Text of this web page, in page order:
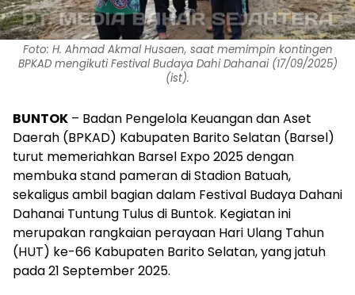
Foto: H. Ahmad Akmal Husaen, saat memimpin kontingen
BPKAD mengikuti Festival Budaya Dahi Dahanai (17/09/2025)
(ist).
BUNTOK – Badan Pengelola Keuangan dan Aset
Daerah (BPKAD) Kabupaten Barito Selatan (Barsel)
turut memeriahkan Barsel Expo 2025 dengan
membuka stand pameran di Stadion Batuah,
sekaligus ambil bagian dalam Festival Budaya Dahani
Dahanai Tuntung Tulus di Buntok. Kegiatan ini
merupakan rangkaian perayaan Hari Ulang Tahun
(HUT) ke-66 Kabupaten Barito Selatan, yang jatuh
pada 21 September 2025.